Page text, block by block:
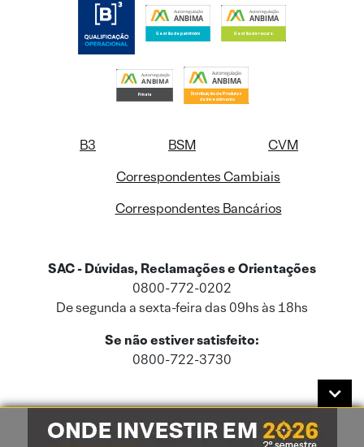
B3 BSM
CVM
Correspondentes Cambiais
Correspondentes Bancários
SAC - Dúvidas, Reclamações e Orientações
0800-772-0202
De segunda a sexta-feira das 09hs às 18hs
Se não estiver satisfeito:
0800-722-3730
Este site usa cookies e dados pessoais de acordo com a nossaPolítica de
Cookies
e a nossaPolítica de Privacidade.